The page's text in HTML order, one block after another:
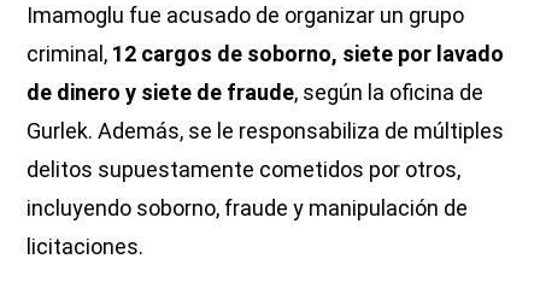
Imamoglu fue acusado de organizar un grupo
criminal, 12 cargos de soborno, siete por lavado
de dinero y siete de fraude, según la oficina de
Gurlek. Además, se le responsabiliza de múltiples
delitos supuestamente cometidos por otros,
incluyendo soborno, fraude y manipulación de
licitaciones.